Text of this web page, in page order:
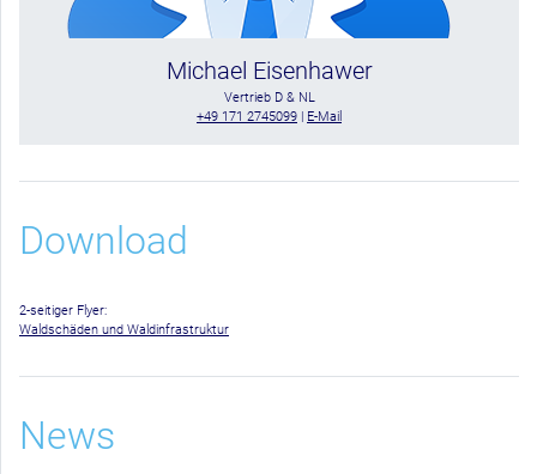
Michael Eisenhawer
Vertrieb D & NL
+49 171 2745099 | E-Mail
Download
2-seitiger Flyer:
Waldschäden und Waldinfrastruktur
News